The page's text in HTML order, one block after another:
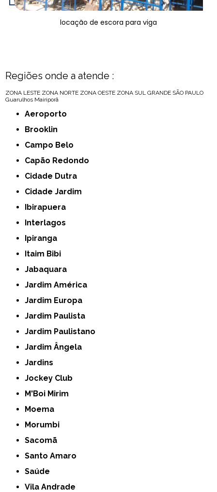
locação de escora para viga
Regiões onde a atende :
ZONA LESTE ZONA NORTE ZONA OESTE ZONA SUL GRANDE SÃO PAULO
Guarulhos Mairiporã
Aeroporto
Brooklin
Campo Belo
Capão Redondo
Cidade Dutra
Cidade Jardim
Ibirapuera
Interlagos
Ipiranga
Itaim Bibi
Jabaquara
Jardim América
Jardim Europa
Jardim Paulista
Jardim Paulistano
Jardim Ângela
Jardins
Jockey Club
M'Boi Mirim
Moema
Morumbi
Sacomã
Santo Amaro
Saúde
Vila Andrade